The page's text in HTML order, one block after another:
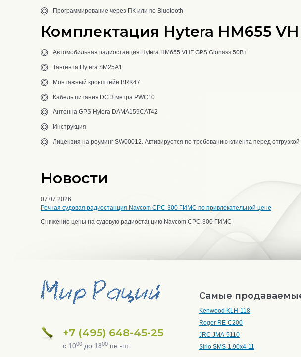
Программирование через ПК или по Bluetooth
Комплектация Hytera HM655
Автомобильная радиостанция Hytera HM655 VHF GPS Glonass 50Вт
Тангента Hytera SM25A1
Монтажный кронштейн BRK47
Кабель питания DC 3 метра PWC10
Антенна GPS Hytera DAMA159CAT42
Инструкция
Лицензия на роуминг SW00012. Активируется по требованию клиента перед отгрузкой
Новости
07.07.2026
Речная судовая радиостанция Navcom CPC-300 ГИМС по привлекательной цене
Снижение цены на судовую радиостанцию Navcom CPC-300 ГИМС
+7 (495) 648-45-25
с 1000 до 1800 пн.-пт.
Самые
Kenwood KLH-118
Roger RE-C200
JRC JMA-5110
Sirio SMS-1.90x4-11